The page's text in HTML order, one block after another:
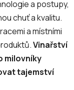
a postupy,
chuť a kvalitu.
a místními
Vinařství
milovníky
tajemství